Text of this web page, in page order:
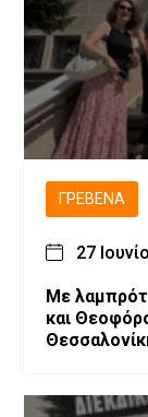
ΓΡΕΒΕΝΆ
27
Με
και